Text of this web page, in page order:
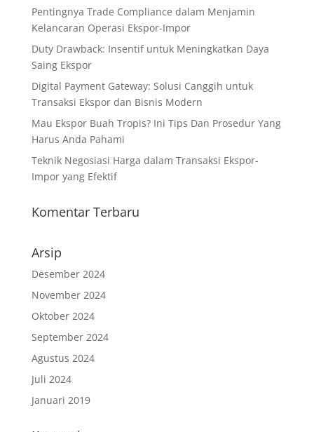
Pentingnya Trade Compliance dalam Menjamin
Kelancaran Operasi Ekspor-Impor
Duty Drawback: Insentif untuk Meningkatkan Daya
Saing Ekspor
Digital Payment Gateway: Solusi Canggih untuk
Transaksi Ekspor dan Bisnis Modern
Mau Ekspor Buah Tropis? Ini Tips Dan Prosedur Yang
Harus Anda Pahami
Teknik Negosiasi Harga dalam Transaksi Ekspor-
Impor yang Efektif
Komentar Terbaru
Arsip
Desember 2024
November 2024
Oktober 2024
September 2024
Agustus 2024
Juli 2024
Januari 2019